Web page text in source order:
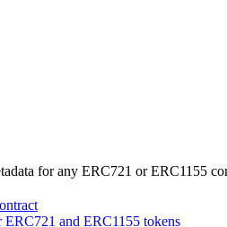
for any ERC721 or ERC1155
ERC721 and ERC1155 tokens